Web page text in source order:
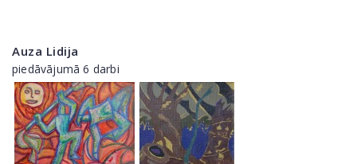
Auza Lidija
piedāvājumā 6 darbi